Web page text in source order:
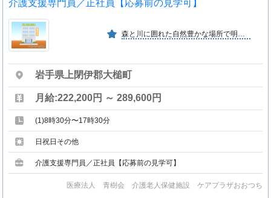
介護支援専門員／正社員【応募前の見学可】
森と川に囲れた自然豊かな場所で明るく家庭的な医療サービスと 介護サービスを提供し、速やかな家庭復帰を目指す施設です。
岩手県上閉伊郡大槌町
月給:222,200円 ～ 289,600円
(1)8時30分〜17時30分
日祝日その他
介護支援専門員／正社員【応募前の見学可】
医療法人 青樹会 介護老人保健施設 ケアプラザおおつち